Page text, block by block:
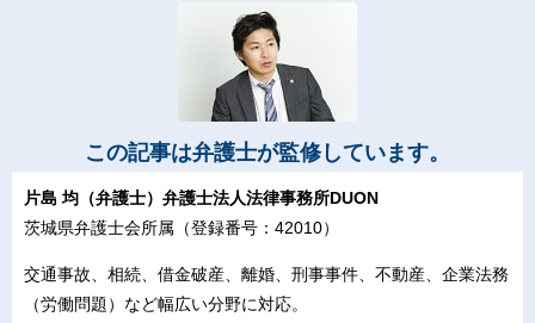
この記事は弁護士が監修しています。
片島 均（弁護士）弁護士法人法律事務所DUON
茨城県弁護士会所属（登録番号：42010）
交通事故、相続、借金破産、離婚、刑事事件、不動産、企業法務
（労働問題）など幅広い分野に対応。